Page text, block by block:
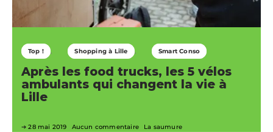
Top ! Shopping à Lille Smart Conso
Après les food trucks, les 5 vélos
ambulants qui changent la vie à
Lille
28 mai 2019 Aucun commentaire La saumure